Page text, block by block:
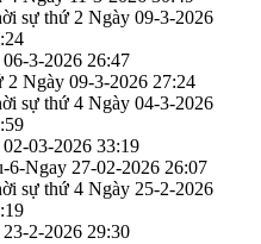
sự thứ 2 Ngày 09-3-2026
3-2026 26:47
2 Ngày 09-3-2026 27:24
sự thứ 4 Ngày 04-3-2026
03-2026 33:19
6-Ngay 27-02-2026 26:07
sự thứ 4 Ngày 25-2-2026
2-2026 29:30